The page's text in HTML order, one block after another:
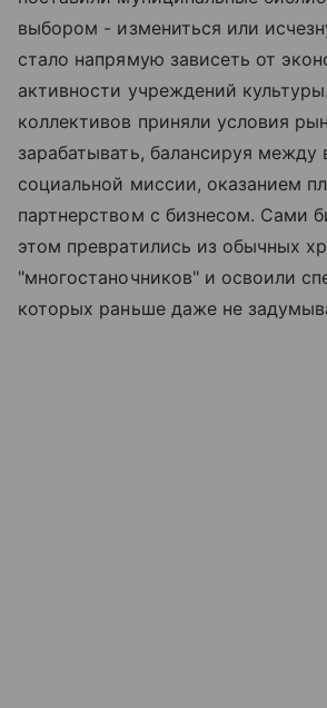
выбором - измениться или
стало напрямую зависеть от
активности учреждений
коллективов приняли условия
зарабатывать, балансируя между
социальной миссии, оказанием
партнерством с бизнесом. Сами
этом превратились из обычных
"многостаночников" и освоили
которых раньше даже не